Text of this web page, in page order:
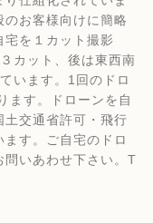
お客様向けに簡略
を１カット撮影
カット、後は東西南
います。1回のドロ
ます。ドローンを自
交通省許可・飛行
す。ご自宅のドロ
問いあわせ下さい。T